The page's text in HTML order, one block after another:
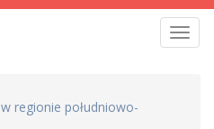
regionie południowo-